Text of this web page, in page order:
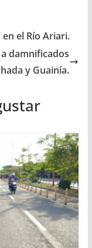
el Río Ariari.
damnificados
y Guainía.